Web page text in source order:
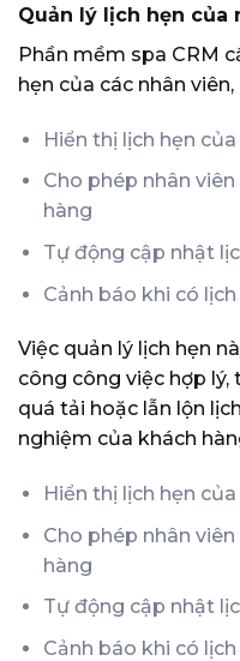
Quản lý lịch hẹn của
Phần mềm spa CRM
hẹn của các nhân
Hiển thị lịch hẹn
Cho phép nhân
hàng
Tự động cập nhật
Cảnh báo khi có
Việc quản lý lịch hẹn
công công việc hợp lý,
quá tải hoặc lẫn lộn
nghiệm của khách
Hiển thị lịch hẹn
Cho phép nhân
hàng
Tự động cập nhật
Cảnh báo khi có